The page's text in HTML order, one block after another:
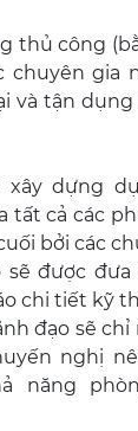
thủ công
chuyên gia
và tận
xây dựng
tất cả các
bởi các
sẽ được đưa
chi tiết kỹ
đạo sẽ
nghị
năng